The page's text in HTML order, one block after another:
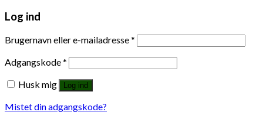
Log ind
Brugernavn eller e-mailadresse*
Adgangskode*
Husk mig
Log ind
Mistet din adgangskode?